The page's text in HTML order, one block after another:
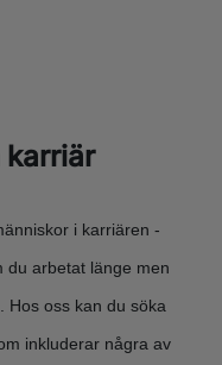
karriär
i karriären -
du arbetat länge men
Hos oss kan du söka
inkluderar några av